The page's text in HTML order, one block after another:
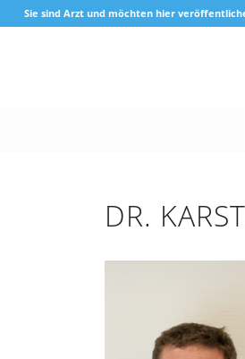
Sie sind Arzt und möchten hier
DR.